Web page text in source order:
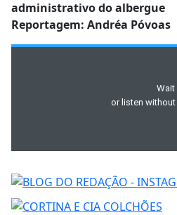
administrativo do albergue
Reportagem: Andréa Póvoas